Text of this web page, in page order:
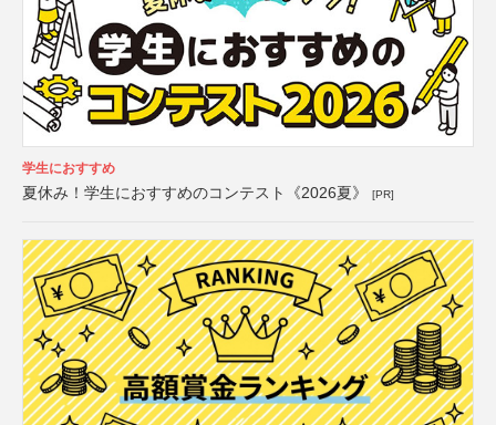
学生におすすめ
夏休み！学生におすすめのコンテスト《2026夏》 [PR]